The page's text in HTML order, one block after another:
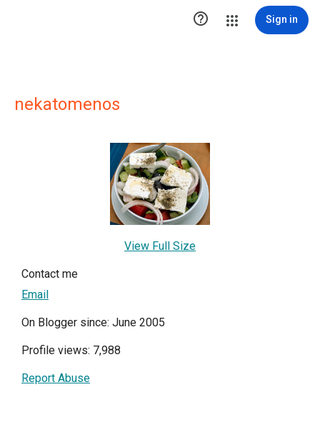
 Sign in
nekatomenos
View Full Size
Contact me
Email
On Blogger since: June 2005
Profile views: 7,988
Report Abuse